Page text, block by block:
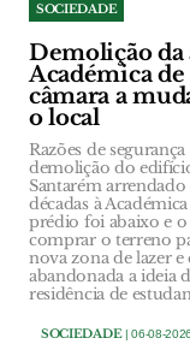
SOCIEDADE
Demolição da
Académica
câmara a
o local
Razões de
demolição do
Santarém
décadas à
prédio foi abaixo e
comprar o terreno
nova zona de lazer
abandonada a ideia
residência de
SOCIEDADE| 06-08-2026